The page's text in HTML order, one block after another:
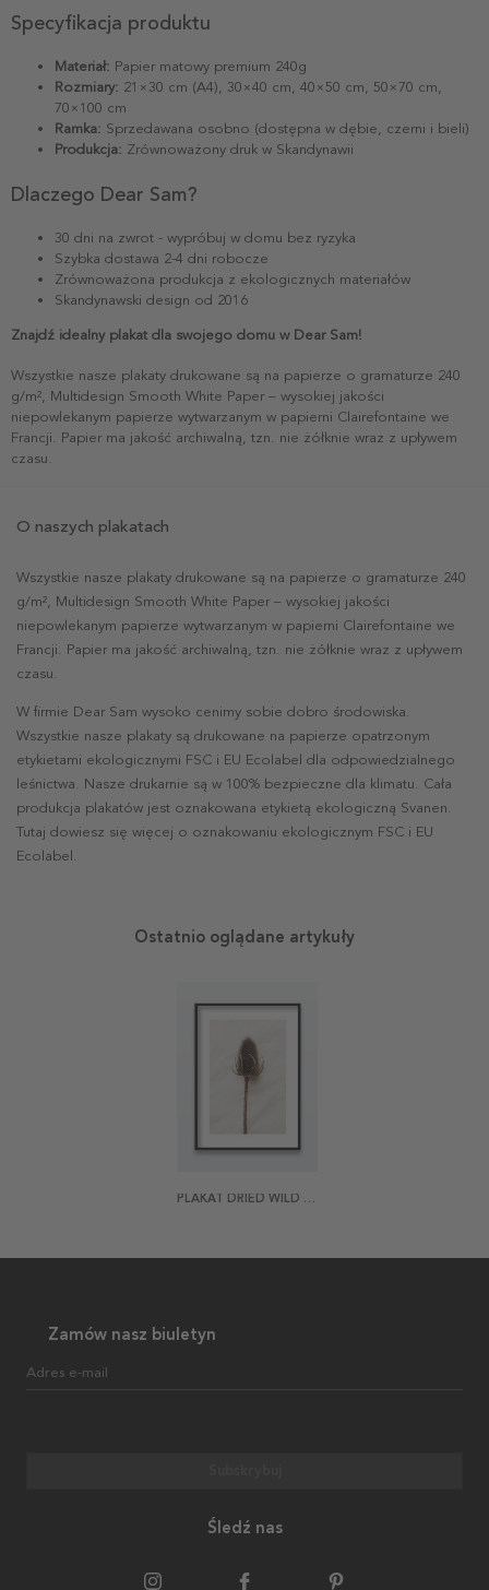
Specyfikacja produktu
Materiał: Papier matowy premium 240g
Rozmiary: 21×30 cm (A4), 30×40 cm, 40×50 cm, 50×70 cm,
70×100 cm
Ramka: Sprzedawana osobno (dostępna w dębie, czerni i bieli)
Produkcja: Zrównoważony druk w Skandynawii
Dlaczego Dear Sam?
30 dni na zwrot - wypróbuj w domu bez ryzyka
Szybka dostawa 2-4 dni robocze
Zrównoważona produkcja z ekologicznych materiałów
Skandynawski design od 2016
Znajdź idealny plakat dla swojego domu w Dear Sam!
Wszystkie nasze plakaty drukowane są na papierze o gramaturze 240
g/m², Multidesign Smooth White Paper – wysokiej jakości
niepowlekanym papierze wytwarzanym w papierni Clairefontaine we
Francji. Papier ma jakość archiwalną, tzn. nie żółknie wraz z upływem
czasu.
O naszych plakatach
Wszystkie nasze plakaty drukowane są na papierze o gramaturze 240
g/m², Multidesign Smooth White Paper – wysokiej jakości
niepowlekanym papierze wytwarzanym w papierni Clairefontaine we
Francji. Papier ma jakość archiwalną, tzn. nie żółknie wraz z upływem
czasu.
W firmie Dear Sam wysoko cenimy sobie dobro środowiska.
Wszystkie nasze plakaty są drukowane na papierze opatrzonym
etykietami ekologicznymi FSC i EU Ecolabel dla odpowiedzialnego
leśnictwa. Nasze drukarnie są w 100% bezpieczne dla klimatu. Cała
produkcja plakatów jest oznakowana etykietą ekologiczną Svanen.
Tutaj dowiesz się więcej o oznakowaniu ekologicznym FSC i EU
Ecolabel.
Ostatnio oglądane artykuły
PLAKAT DRIED WILD FLOWER
Zamów nasz biuletyn
Adres e-mail
Śledź nas